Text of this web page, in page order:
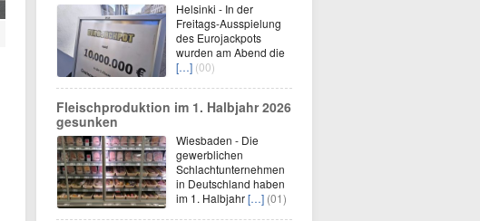
Helsinki - In der
Freitags-Ausspielung
des Eurojackpots
wurden am Abend die
[…] (00)
Fleischproduktion im 1. Halbjahr 2026
gesunken
Wiesbaden - Die
gewerblichen
Schlachtunternehmen
in Deutschland haben
im 1. Halbjahr[…] (01)